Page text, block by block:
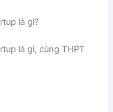
là gì?
là gì, cùng THPT